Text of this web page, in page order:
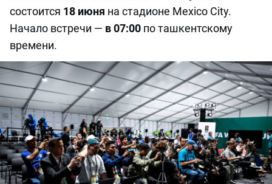
состоится 18 июня на стадионе Mexico City.
Начало встречи — в 07:00 по ташкентскому
времени.